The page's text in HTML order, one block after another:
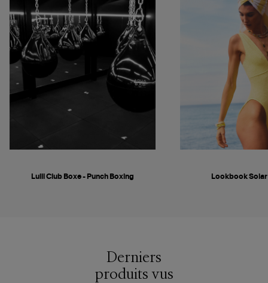
Lulli Club Boxe - Punch Boxing Lookbook
Derniers
produits vus